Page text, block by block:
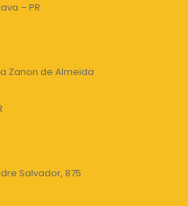
– PR
Zanon de Almeida
Salvador, 875